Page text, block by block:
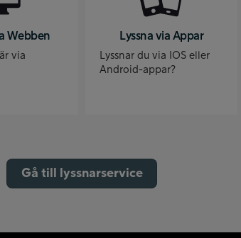
Webben
via
Lyssna via Appar
Lyssnar du via IOS eller
Android-appar?
Gå till lyssnarservice